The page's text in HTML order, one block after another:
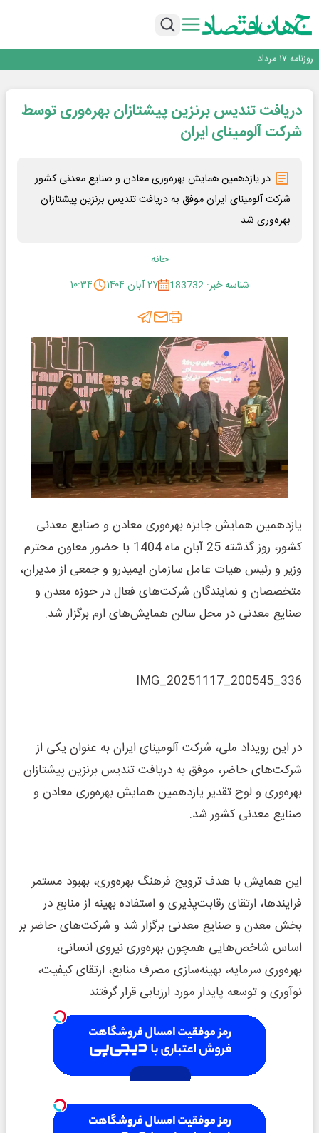
ایران پیشنهاد برگزاری دوره‌ای «اکسپو بریکس» را ارائه کرد
منطقه‌ای
روزنامه ۱۷ مرداد
فولاد غدیر نی‌ریز در جمع ۱۰ شرکت برتر بورس کالا
دریافت تندیس برنزین پیشتازان بهره‌وری توسط
شرکت آلومینای ایران
در یازدهمین همایش بهره‌وری معادن و صنایع معدنی کشور
شرکت آلومینای ایران موفق به دریافت تندیس برنزین پیشتازان
بهره‌وری شد
خانه
شناسه خبر: 183732
۲۷ آبان ۱۴۰۴ ۱۰:۳۴
یازدهمین همایش جایزه بهره‌وری معادن و صنایع معدنی
کشور، روز گذشته 25 آبان ماه 1404 با حضور معاون محترم
وزیر و رئیس هیات عامل سازمان ایمیدرو و جمعی از مدیران،
متخصصان و نمایندگان شرکت‌های فعال در حوزه معدن و
صنایع معدنی در محل سالن همایش‌های ارم برگزار شد.
IMG_20251117_200545_336
در این رویداد ملی، شرکت آلومینای ایران به عنوان یکی از
شرکت‌های حاضر، موفق به دریافت تندیس برنزین پیشتازان
بهره‌وری و لوح تقدیر یازدهمین همایش بهره‌وری معادن و
صنایع معدنی کشور شد.
این همایش با هدف ترویج فرهنگ بهره‌وری، بهبود مستمر
فرایندها، ارتقای رقابت‌پذیری و استفاده بهینه از منابع در
بخش معدن و صنایع معدنی برگزار شد و شرکت‌های حاضر بر
اساس شاخص‌هایی همچون بهره‌وری نیروی انسانی،
بهره‌وری سرمایه، بهینه‌سازی مصرف منابع، ارتقای کیفیت،
نوآوری و توسعه پایدار مورد ارزیابی قرار گرفتند